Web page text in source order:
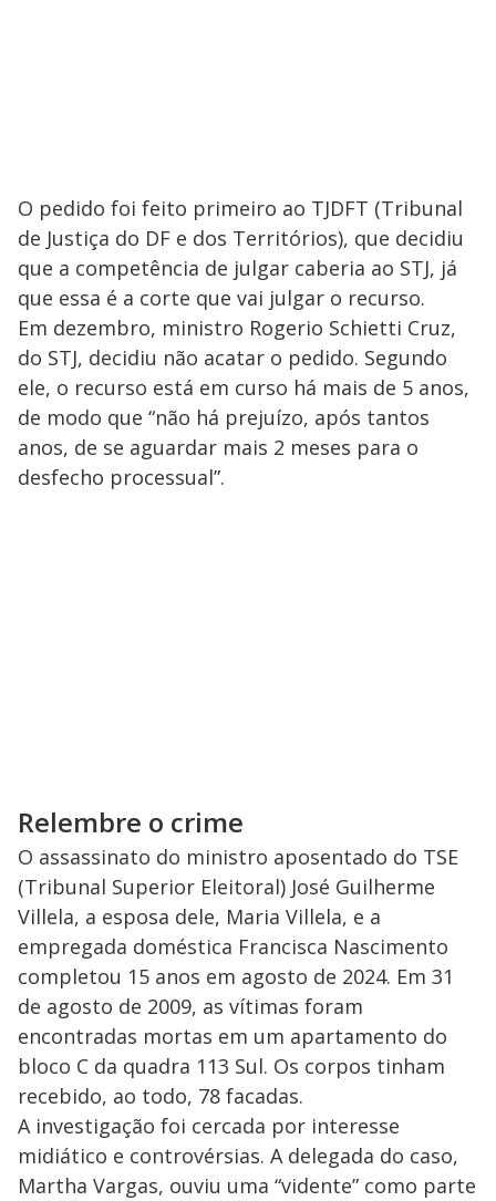
O pedido foi feito primeiro ao TJDFT (Tribunal
de Justiça do DF e dos Territórios), que decidiu
que a competência de julgar caberia ao STJ, já
que essa é a corte que vai julgar o recurso.
Em dezembro, ministro Rogerio Schietti Cruz,
do STJ, decidiu não acatar o pedido. Segundo
ele, o recurso está em curso há mais de 5 anos,
de modo que “não há prejuízo, após tantos
anos, de se aguardar mais 2 meses para o
desfecho processual”.
Relembre o crime
O assassinato do ministro aposentado do TSE
(Tribunal Superior Eleitoral) José Guilherme
Villela, a esposa dele, Maria Villela, e a
empregada doméstica Francisca Nascimento
completou 15 anos em agosto de 2024. Em 31
de agosto de 2009, as vítimas foram
encontradas mortas em um apartamento do
bloco C da quadra 113 Sul. Os corpos tinham
recebido, ao todo, 78 facadas.
A investigação foi cercada por interesse
midiático e controvérsias. A delegada do caso,
Martha Vargas, ouviu uma “vidente” como parte